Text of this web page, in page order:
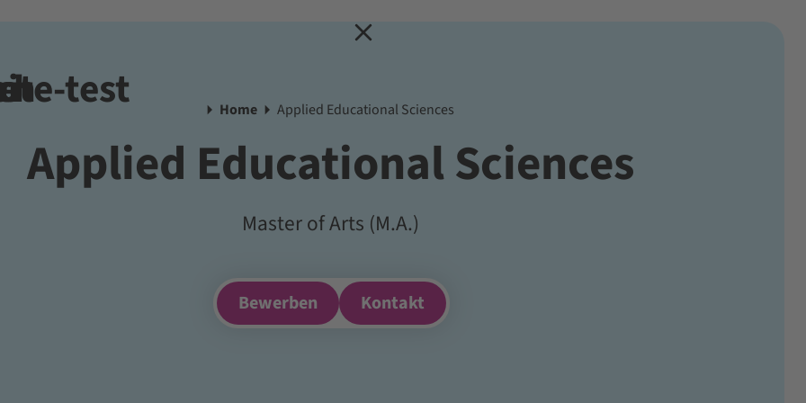
test Home Applied Educational Sciences
Applied Educational Sciences
Master of Arts (M.A.)
Bewerben Kontakt